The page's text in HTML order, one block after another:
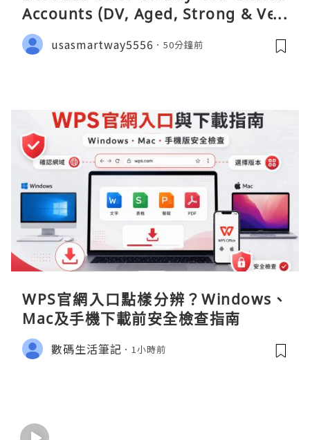
Accounts (DV, Aged, Strong & Veri
fied)
usasmartway5556 50分鐘前
WPS官網入口點樣分辨？Windows、
Mac及手機下載前安全檢查指南
數碼生活筆記 1小時前